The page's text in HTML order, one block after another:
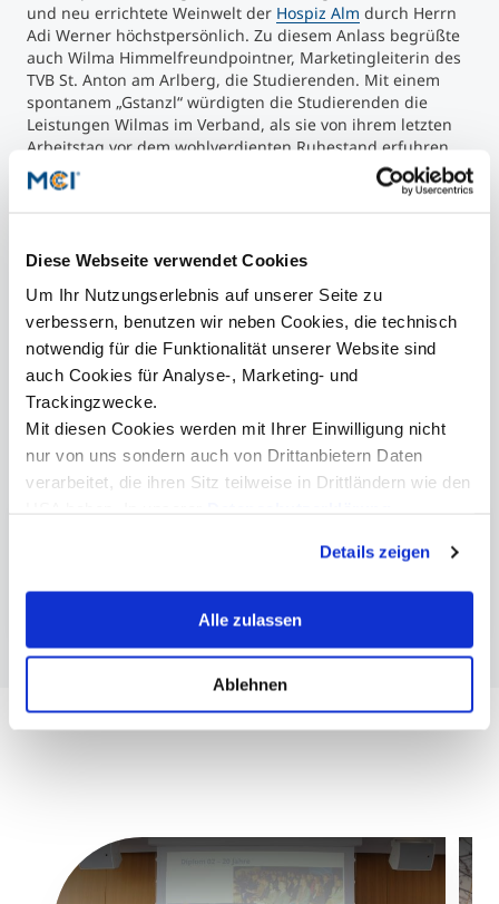
Diese Webseite verwendet Cookies
Um Ihr Nutzungserlebnis auf unserer Seite zu
verbessern, benutzen wir neben Cookies, die technisch
notwendig für die Funktionalität unserer Website sind
auch Cookies für Analyse-, Marketing- und
Trackingzwecke.
Mit diesen Cookies werden mit Ihrer Einwilligung nicht
nur von uns sondern auch von Drittanbietern Daten
verarbeitet, die ihren Sitz teilweise in Drittländern wie den
erklären Ihnen genau, was eine Datenübermittlung in die
USA bedeuten kann.
Details zeigen
Alle zulassen
Ablehnen
und neu errichtete Weinwelt der Hospiz Alm durch Herrn
Adi Werner höchstpersönlich. Zu diesem Anlass begrüßte
auch Wilma Himmelfreundpointner, Marketingleiterin des
TVB St. Anton am Arlberg, die Studierenden. Mit einem
spontanem „Gstanzl“ würdigten die Studierenden die
Leistungen Wilmas im Verband, als sie von ihrem letzten
Arbeitstag vor dem wohlverdienten Ruhestand erfuhren.
Die Studierenden konnten durch diese spezielle Art der
„Vorlesungen“ inspirierende und nachhaltige Einblicke und
findet ein gescheiter Mensch auf Reisen.“
Die Masterstudierenden in Flims Laax Falera. ©MCI / Tourismus
Mehr Information
Freizeitwirtschaft | Bachelor